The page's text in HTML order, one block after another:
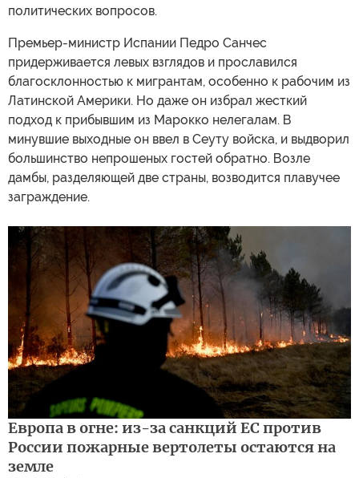
политических вопросов.
Премьер-министр Испании Педро Санчес
придерживается левых взглядов и прославился
благосклонностью к мигрантам, особенно к рабочим из
Латинской Америки. Но даже он избрал жесткий
подход к прибывшим из Марокко нелегалам. В
минувшие выходные он ввел в Сеуту войска, и выдворил
большинство непрошеных гостей обратно. Возле
дамбы, разделяющей две страны, возводится плавучее
заграждение.
Европа в огне: из-за санкций ЕС против
России пожарные вертолеты остаются на
земле